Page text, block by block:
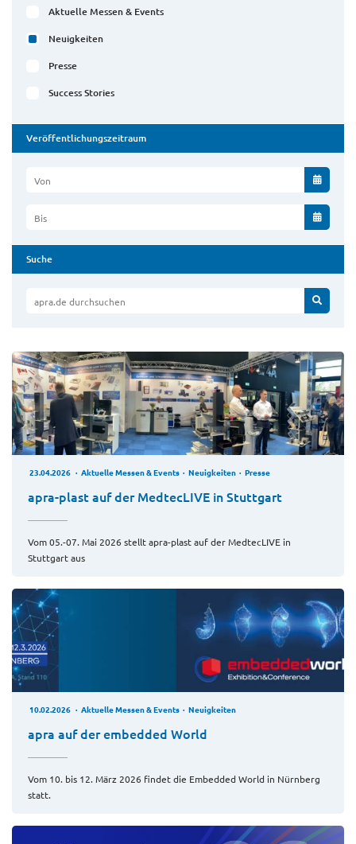
Aktuelle Messen & Events
Neuigkeiten
Presse
Success Stories
Veröffentlichungszeitraum
Von
Bis
Suche
apra.de durchsuchen
23.04.2026 Aktuelle Messen & Events Neuigkeiten Presse
apra-plast auf der MedtecLIVE in Stuttgart
Vom 05.-07. Mai 2026 stellt apra-plast auf der MedtecLIVE in
Stuttgart aus
10.02.2026 Aktuelle Messen & Events Neuigkeiten
apra auf der embedded World
Vom 10. bis 12. März 2026 findet die Embedded World in Nürnberg
statt.